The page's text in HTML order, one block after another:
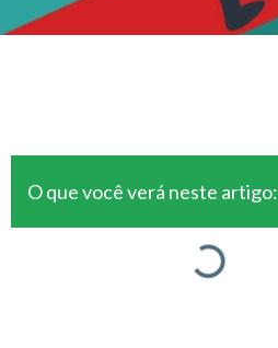
O que você verá neste artigo: